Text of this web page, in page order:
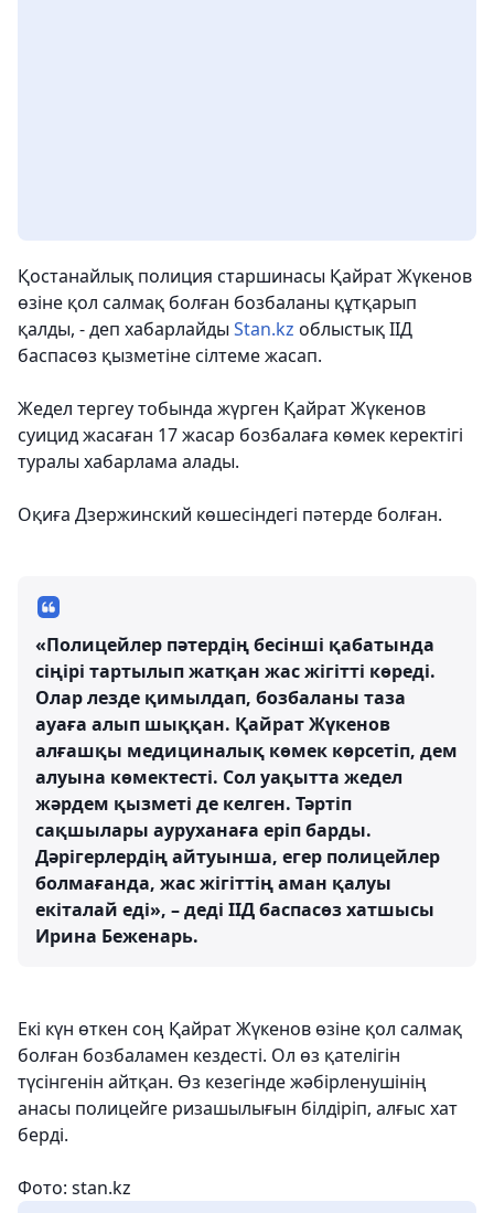
Қостанайлық полиция старшинасы Қайрат Жүкенов
өзіне қол салмақ болған бозбаланы құтқарып
қалды, - деп хабарлайды Stan.kz облыстық ІІД
баспасөз қызметіне сілтеме жасап.
Жедел тергеу тобында жүрген Қайрат Жүкенов
суицид жасаған 17 жасар бозбалаға көмек керектігі
туралы хабарлама алады.
Оқиға Дзержинский көшесіндегі пәтерде болған.
«Полицейлер пәтердің бесінші қабатында
сіңірі тартылып жатқан жас жігітті көреді.
Олар лезде қимылдап, бозбаланы таза
ауаға алып шыққан. Қайрат Жүкенов
алғашқы медициналық көмек көрсетіп, дем
алуына көмектесті. Сол уақытта жедел
жәрдем қызметі де келген. Тәртіп
сақшылары ауруханаға еріп барды.
Дәрігерлердің айтуынша, егер полицейлер
болмағанда, жас жігіттің аман қалуы
екіталай еді», – деді ІІД баспасөз хатшысы
Ирина Беженарь.
Екі күн өткен соң Қайрат Жүкенов өзіне қол салмақ
болған бозбаламен кездесті. Ол өз қателігін
түсінгенін айтқан. Өз кезегінде жәбірленушінің
анасы полицейге ризашылығын білдіріп, алғыс хат
берді.
Фото: stan.kz